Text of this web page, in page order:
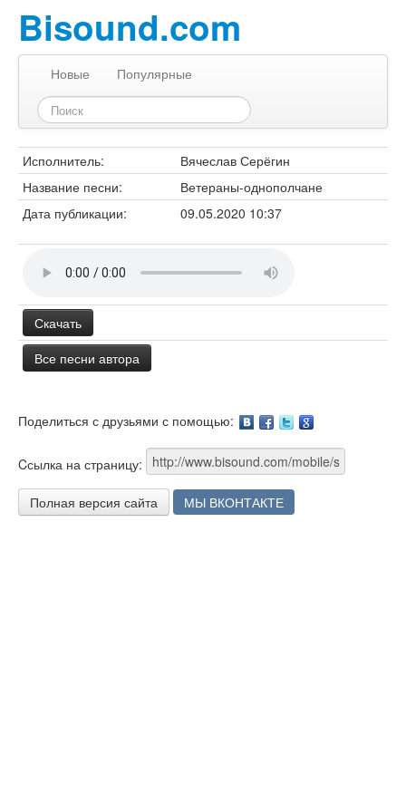
Bisound.com
Новые Популярные
Исполнитель:
Вячеслав Серёгин
Название песни:
Ветераны-однополчане
Дата публикации:
09.05.2020 10:37
Скачать
Все песни автора
Поделиться с друзьями с помощью:
Cсылка на страницу:
Полная версия сайта МЫ ВКОНТАКТЕ